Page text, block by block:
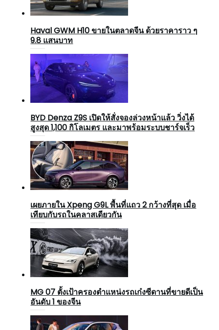
Haval GWM H10 ขายในตลาดจีน ด้วยราคาราว ๆ
9.8 แสนบาท
BYD Denza Z9S เปิดให้สั่งจองล่วงหน้าแล้ว วิ่งได้
สูงสุด 1,100 กิโลเมตร และมาพร้อมระบบชาร์จเร็ว
เผยภายใน Xpeng G9L พื้นที่แถว 2 กว้างที่สุด เมื่อ
เทียบกับรถในคลาสเดียวกัน
MG 07 ตั้งเป้าครองตำแหน่งรถเก๋งซีดานที่ขายดีเป็น
อันดับ 1 ของจีน